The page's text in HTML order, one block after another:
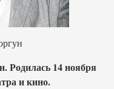
Родилась 14 ноября
и кино.